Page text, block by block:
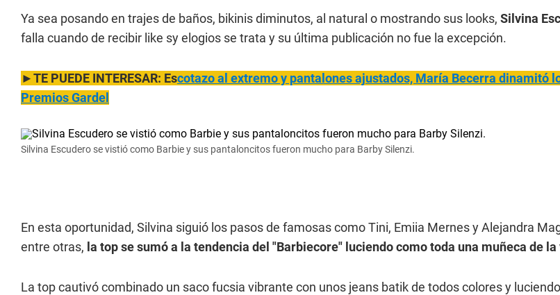
Ya sea posando en trajes de baños, bikinis diminutos, al natural o mostrando sus looks, Silvina
falla cuando de recibir like sy elogios se trata y su última publicación no fue la excepción.
►TE PUEDE INTERESAR: Escotazo al extremo y pantalones ajustados, María Becerra dinamitó
Premios Gardel
Silvina Escudero se vistió como Barbie y sus pantaloncitos fueron mucho para Barby Silenzi.
En esta oportunidad, Silvina siguió los pasos de famosas como Tini, Emiia Mernes y Alejandra
entre otras, la top se sumó a la tendencia del "Barbiecore" luciendo como toda una muñeca de
La top cautivó combinado un saco fucsia vibrante con unos jeans batik de todos colores y